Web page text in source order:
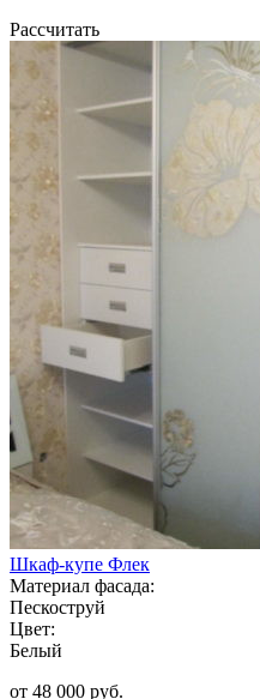
Рассчитать
Шкаф-купе Флек
Материал фасада:
Пескоструй
Цвет:
Белый
от 48 000 руб.